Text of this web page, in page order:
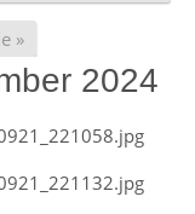
»
2024